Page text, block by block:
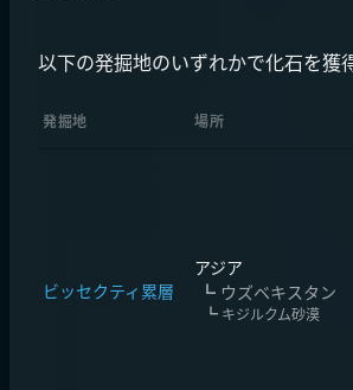
以下の発掘地のいずれかで化石を獲
発掘地 場所
ビッセクティ累層
アジア
┗ ウズベキスタン
┗ キジルクム砂漠